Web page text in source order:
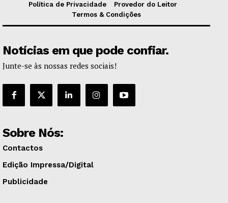
Política de Privacidade
Provedor do Leitor
Termos & Condições
Notícias em que pode confiar.
Junte-se às nossas redes sociais!
Sobre Nós:
Contactos
Edição Impressa/Digital
Publicidade